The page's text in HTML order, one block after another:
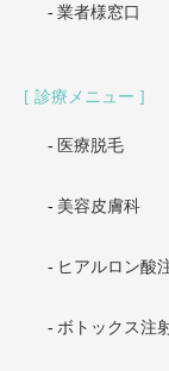
業者様窓口
診療メニュー
医療脱毛
美容皮膚科
ヒアルロン酸
ボトックス注